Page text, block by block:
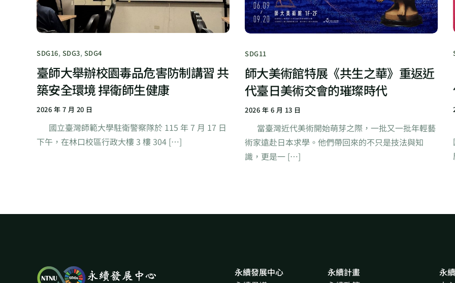
SDG16, SDG3, SDG4
臺師大舉辦校園毒品危害防制講習 共
築安全環境 捍衛師生健康
2026 年 7 月 20 日
國立臺灣師範大學駐衛警察隊於 115 年 7 月 17 日
下午，在林口校區行政大樓 3 樓 304 […]
SDG11
師大美術館特展《共生之華》重返近
代臺日美術交會的璀璨時代
2026 年 6 月 13 日
當臺灣近代美術開始萌芽之際，一批又一批年輕藝
術家遠赴日本求學。他們帶回來的不只是技法與知
識，更是一 […]
永續發展中心
永續計畫
永